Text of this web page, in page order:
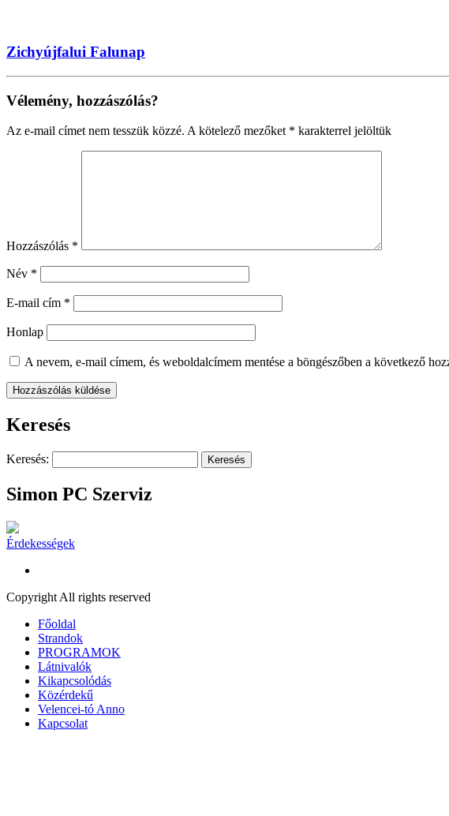
Zichyújfalui Falunap
Vélemény, hozzászólás?
Az e-mail címet nem tesszük közzé. A kötelező mezőket * karakterrel jelöltük
Hozzászólás *
Név *
E-mail cím *
Honlap
A nevem, e-mail címem, és weboldalcímem mentése a böngészőben a következő
Keresés
Keresés:
Simon PC Szerviz
Érdekességek
Copyright All rights reserved
Főoldal
Strandok
PROGRAMOK
Látnivalók
Kikapcsolódás
Közérdekű
Velencei-tó Anno
Kapcsolat